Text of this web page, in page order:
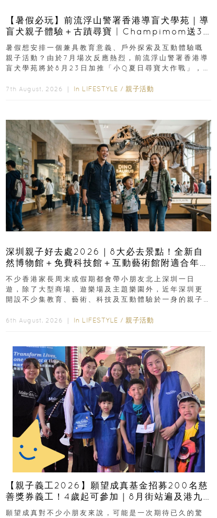
【暑假必玩】前流浮山警署香港導盲犬學苑｜導
盲犬親子體驗＋古蹟尋寶 | Champimom送3
組免費名額
暑假想安排一個兼具教育意義、戶外探索及互動體驗嘅
親子活動？由於7月場次反應熱烈，前流浮山警署香港導
盲犬學苑將於8月23日加推「小Q夏日尋寶大作戰」，家
7th August, 2026 ｜ In LIFESTYLE / 親子活動
深圳親子好去處2026｜8大必去景點！全新自
然博物館＋免費科技館＋互動藝術館附適合年
齡、交通、門票、開放時間
不少香港家長周末或假期都會帶小朋友北上深圳一日
遊，除了大型商場、遊樂場及主題樂園外，近年深圳更
開設不少集教育、藝術、科技及互動體驗於一身的親子
6th August, 2026 ｜ In LIFESTYLE / 親子活動
【親子義工2026】願望成真基金招募200名慈
善獎券義工！4歲起可參加｜8月街站遍及港九
新界
願望成真對不少小朋友來說，可能是一次期待已久的驚